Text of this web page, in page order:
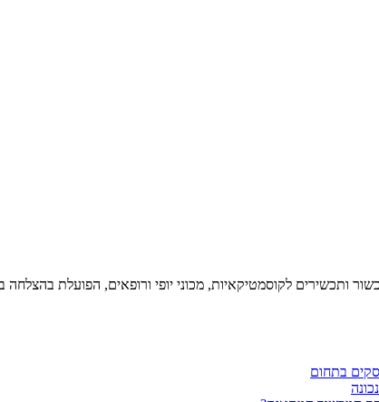
ותכשירים לקוסמטיקאיות, מכוני יופי ורופאים, הפועלת
בתחום